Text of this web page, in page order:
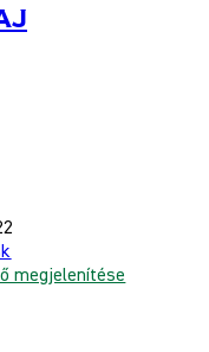
megjelenítése